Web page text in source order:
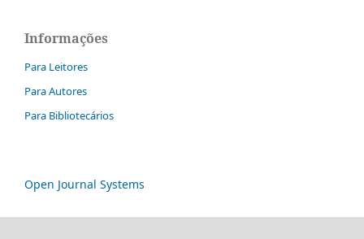
Informações
Para Leitores
Para Autores
Para Bibliotecários
Open Journal Systems